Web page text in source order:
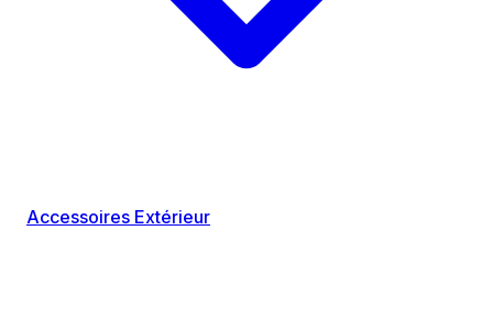
Accessoires Extérieur